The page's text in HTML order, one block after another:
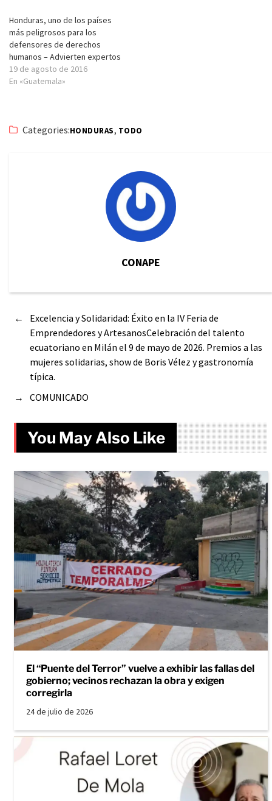
Honduras, uno de los países
más peligrosos para los
defensores de derechos
humanos – Advierten expertos
19 de agosto de 2016
En «Guatemala»
Categories:HONDURAS, TODO
CONAPE
←
Excelencia y Solidaridad: Éxito en la IV Feria de
Emprendedores y ArtesanosCelebración del talento
ecuatoriano en Milán el 9 de mayo de 2026. Premios a las
mujeres solidarias, show de Boris Vélez y gastronomía
típica.
→
COMUNICADO
You May Also Like
El “Puente del Terror” vuelve a exhibir las fallas del
gobierno; vecinos rechazan la obra y exigen
corregirla
24 de julio de 2026